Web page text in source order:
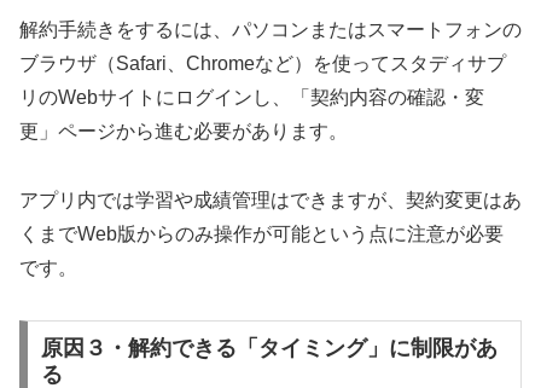
解約手続きをするには、パソコンまたはスマートフォンの
ブラウザ（Safari、Chromeなど）を使ってスタディサプ
リのWebサイトにログインし、「契約内容の確認・変
更」ページから進む必要があります。
アプリ内では学習や成績管理はできますが、契約変更はあ
くまでWeb版からのみ操作が可能という点に注意が必要
です。
原因３・解約できる「タイミング」に制限があ
る